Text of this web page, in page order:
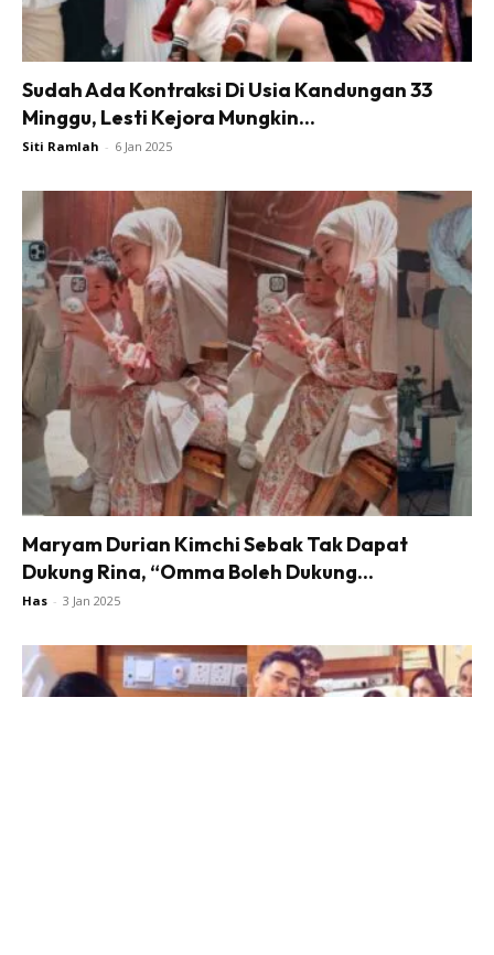
Sudah Ada Kontraksi Di Usia Kandungan 33
Minggu, Lesti Kejora Mungkin...
Siti Ramlah - 6 Jan 2025
Maryam Durian Kimchi Sebak Tak Dapat
Dukung Rina, “Omma Boleh Dukung...
Has - 3 Jan 2025